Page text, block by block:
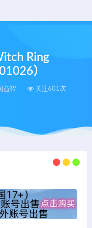
Ring
）
益智
关注601次